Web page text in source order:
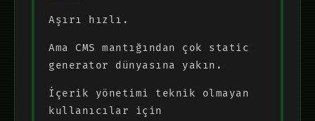
Aşırı hızlı.
Ama CMS mantığından çok static
generator dünyasına yakın.
İçerik yönetimi teknik olmayan
kullanıcılar için